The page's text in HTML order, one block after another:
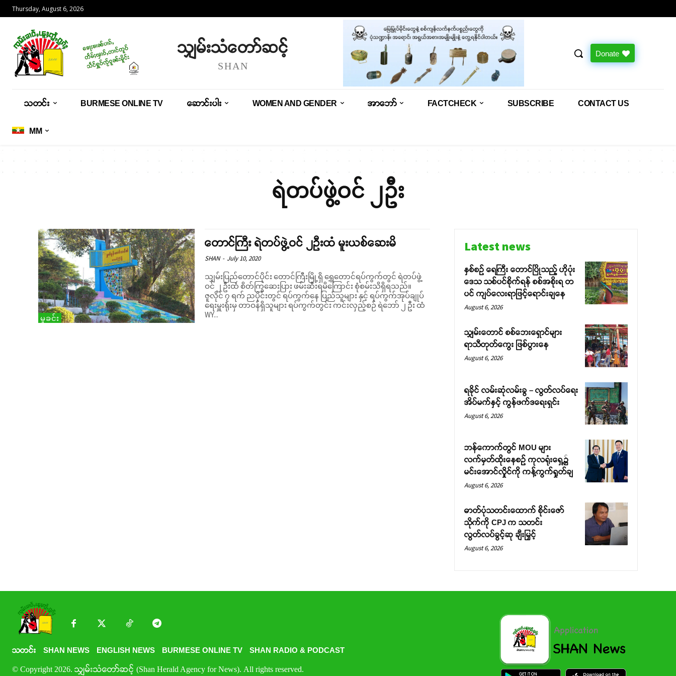
Thursday, August 6, 2026
သျှမ်းသံတော်ဆင့်
SHAN
Donate
သတင်း BURMESE ONLINE TV ဆောင်းပါး WOMEN AND GENDER အာဘော် FACTCHECK SUBSCRIBE CONTACT US
MM
ရဲတပ်ဖွဲ့ဝင် ၂ဦး
မှုခင်း
တောင်ကြီး ရဲတပ်ဖွဲ့ဝင် ၂ဦးထံ မူးယစ်ဆေးမိ
SHAN - July 10, 2020
သျှမ်းပြည်တောင်ပိုင်း တောင်ကြီးမြို့ရှိ ရွှေတောင်ရပ်ကွက်တွင် ရဲတပ်ဖွဲ့
ဝင် ၂ ဦးထံ စိတ်ကြွဆေးပြား ဖမ်းဆီးရမိကြောင်း စုံစမ်းသိရှိရသည်။
ဇူလိုင် ၇ ရက် ညပိုင်းတွင် ရပ်ကွက်နေ ပြည်သူများ နှင့် ရပ်ကွက်အုပ်ချုပ်
ရေးမှူးရုံးမှ တာဝန်ရှိသူများ ရပ်ကွက်တွင်း ကင်းလှည့်စဉ် ရဲဘော် ၂ ဦး ထံ
WY...
Latest news
နှစ်စဉ် ရေကြီး တောင်ပြိုသည့် ဟိုပုံး
ဒေသ သစ်ပင်စိုက်ရန် စစ်အစိုးရ တ
ပင် ကျပ်လေးရာဖြင့်ရောင်းချနေ
August 6, 2026
သျှမ်းတောင် စစ်ဘေးရှောင်များ
ရာသီတုတ်ကွေး ဖြစ်ပွားနေ
August 6, 2026
ရခိုင် လမ်းဆုံလမ်းခွ – လွတ်လပ်ရေး
အိပ်မက်နှင့် ကွန်ဖက်ဒရေးရှင်း
August 6, 2026
ဘန်ကောက်တွင် MOU များ
လက်မှတ်ထိုးနေစဉ် ကုလရုံးရှေ့၌
မင်းအောင်လှိုင်ကို ကန့်ကွက်ရှုတ်ချ
August 6, 2026
ဓာတ်ပုံသတင်းထောက် စိုင်းဇော်
သိုက်ကို CPJ က သတင်း
လွတ်လပ်ခွင့်ဆု ချီးမြှင့်
August 6, 2026
သတင်း SHAN NEWS ENGLISH NEWS BURMESE ONLINE TV SHAN RADIO & PODCAST
© Copyright 2026. သျှမ်းသံတော်ဆင့် (Shan Herald Agency for News). All rights reserved.